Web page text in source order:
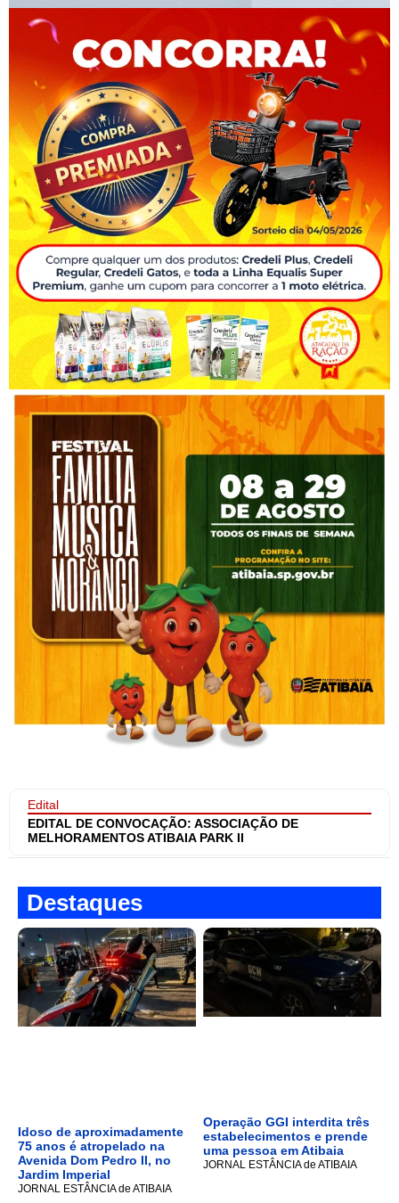
Edital
EDITAL DE CONVOCAÇÃO: ASSOCIAÇÃO DE
MELHORAMENTOS ATIBAIA PARK II
Destaques
Idoso de aproximadamente
75 anos é atropelado na
Avenida Dom Pedro II, no
Jardim Imperial
JORNAL ESTÂNCIA de ATIBAIA
Operação GGI interdita três
estabelecimentos e prende
uma pessoa em Atibaia
JORNAL ESTÂNCIA de ATIBAIA